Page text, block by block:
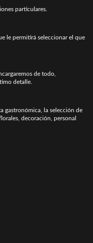
particulares.
le permitirá seleccionar el que
de todo,
detalle.
gastronómica, la selección de
decoración, personal